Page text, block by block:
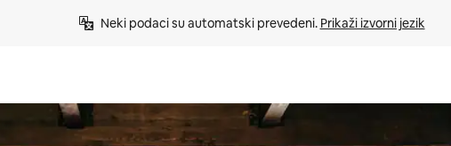
Neki podaci su automatski prevedeni. Prikaži izvorni jezik